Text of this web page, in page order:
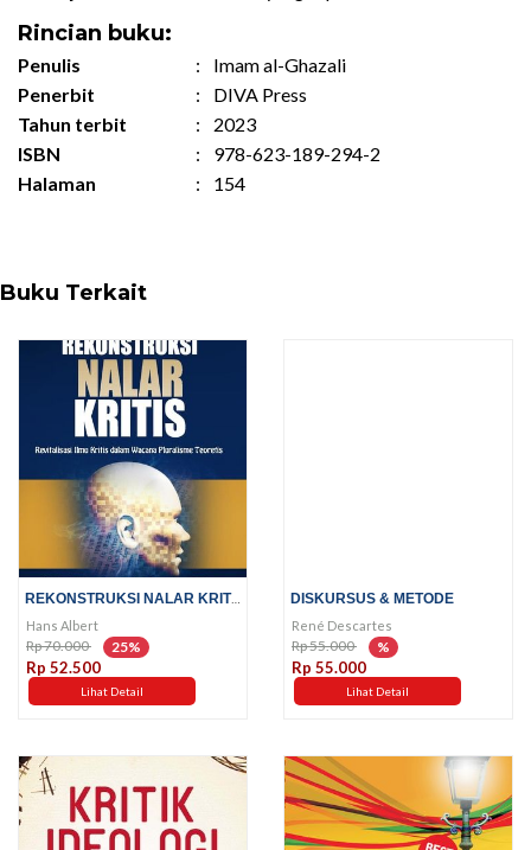
Rincian buku:
Penulis :
Imam al-Ghazali
Penerbit
:
DIVA Press
Tahun terbit
:
2023
ISBN
:
978-623-189-294-2
Halaman
: 154
Buku Terkait
REKONSTRUKSI NALAR KRITIS
Hans Albert
Rp 70.000 25%
Rp 52.500
Lihat Detail
DISKURSUS & METODE
René Descartes
Rp 55.000 %
Rp 55.000
Lihat Detail